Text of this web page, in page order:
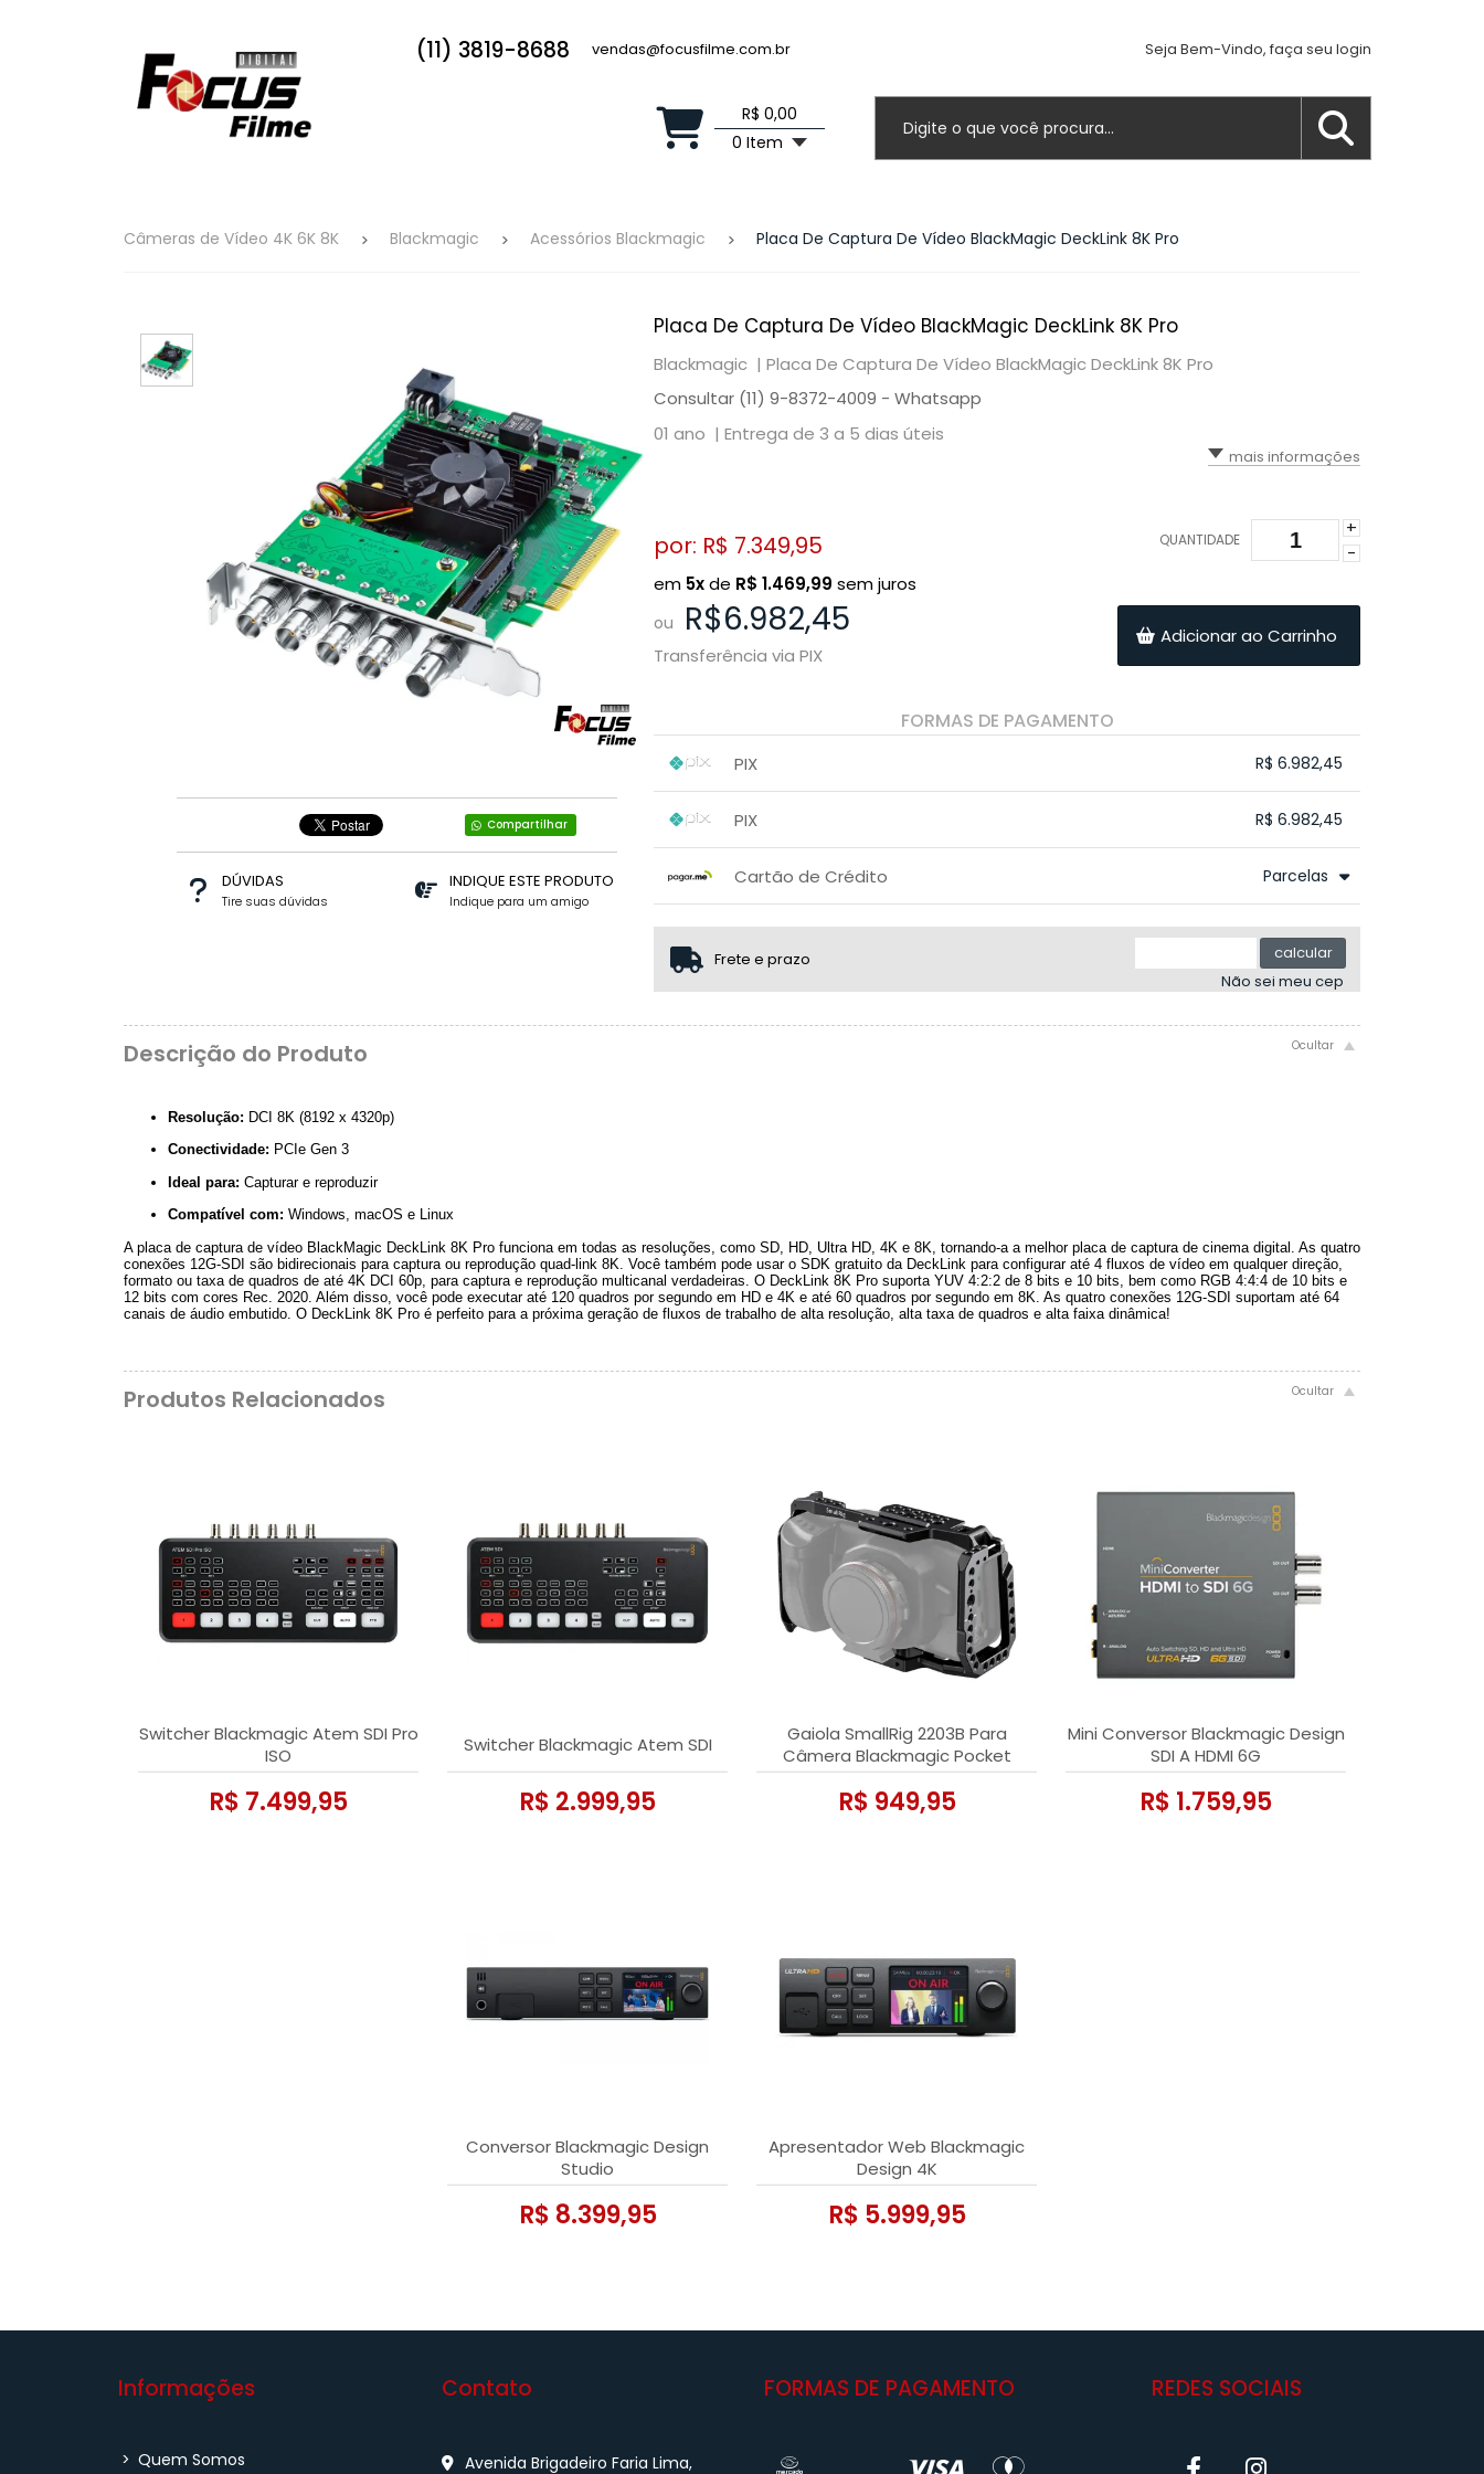
(11) 3819-8688 vendas@focusfilme.com.br Seja Bem-Vindo, faça seu login
R$ 0,00
0 Item
Câmeras de Vídeo 4K 6K 8K Blackmagic Acessórios Blackmagic Placa De Captura De Vídeo BlackMagic DeckLink 8K Pro
Compartilhar
DÚVIDAS
Tire suas dúvidas
INDIQUE ESTE PRODUTO
Indique para um amigo
Placa De Captura De Vídeo BlackMagic DeckLink 8K Pro
Blackmagic | Placa De Captura De Vídeo BlackMagic DeckLink 8K Pro
Consultar (11) 9-8372-4009 - Whatsapp
01 ano | Entrega de 3 a 5 dias úteis
mais informações
por: R$ 7.349,95
em 5xde R$ 1.469,99 sem juros
ou R$6.982,45
Transferência via PIX
QUANTIDADE
+
-
Adicionar ao Carrinho
FORMAS DE PAGAMENTO
PIX
R$ 6.982,45
PIX
R$ 6.982,45
Cartão de Crédito
Parcelas
3x sem juros de R$ 2.449,98
.
.
.
.
Frete e prazo
calcular
Não sei meu cep
Descrição do Produto
Resolução: DCI 8K (8192 x 4320p)
Conectividade: PCIe Gen 3
Ideal para: Capturar e reproduzir
Compatível com: Windows, macOS e Linux
A placa de captura de vídeo BlackMagic DeckLink 8K Pro funciona em todas as resoluções, como SD, HD, Ultra HD, 4K e 8K, tornando-a a melhor placa de captura de cinema digital. As quatro
conexões 12G-SDI são bidirecionais para captura ou reprodução quad-link 8K. Você também pode usar o SDK gratuito da DeckLink para configurar até 4 fluxos de vídeo em qualquer direção,
formato ou taxa de quadros de até 4K DCI 60p, para captura e reprodução multicanal verdadeiras. O DeckLink 8K Pro suporta YUV 4:2:2 de 8 bits e 10 bits, bem como RGB 4:4:4 de 10 bits e
12 bits com cores Rec. 2020. Além disso, você pode executar até 120 quadros por segundo em HD e 4K e até 60 quadros por segundo em 8K. As quatro conexões 12G-SDI suportam até 64
canais de áudio embutido. O DeckLink 8K Pro é perfeito para a próxima geração de fluxos de trabalho de alta resolução, alta taxa de quadros e alta faixa dinâmica!
Produtos Relacionados
Switcher Blackmagic Atem SDI Pro
ISO
R$ 7.499,95
Switcher Blackmagic Atem SDI
R$ 2.999,95
Gaiola SmallRig 2203B Para
Câmera Blackmagic Pocket
Cinema Camera 6K/4K
R$ 949,95
Mini Conversor Blackmagic Design
SDI A HDMI 6G
R$ 1.759,95
Conversor Blackmagic Design
Studio
R$ 8.399,95
Apresentador Web Blackmagic
Design 4K
R$ 5.999,95
Informações
> Quem Somos
Contato
Avenida Brigadeiro Faria Lima,
FORMAS DE PAGAMENTO REDES SOCIAIS